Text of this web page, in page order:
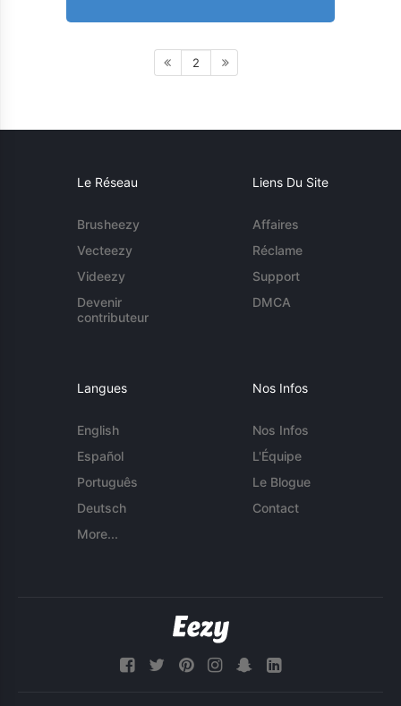
2
Le Réseau
Brusheezy
Vecteezy
Videezy
Devenir
contributeur
Liens Du Site
Affaires
Réclame
Support
DMCA
Langues
English
Español
Português
Deutsch
More...
Nos Infos
Nos Infos
L'Équipe
Le Blogue
Contact